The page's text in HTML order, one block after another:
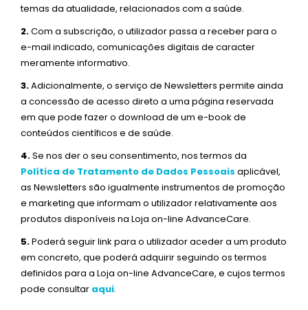
temas da atualidade, relacionados com a saúde.
2.Com a subscrição, o utilizador passa a receber para o
e-mail indicado, comunicações digitais de caracter
meramente informativo.
3.Adicionalmente, o serviço de Newsletters permite ainda
a concessão de acesso direto a uma página reservada
em que pode fazer o download de um e-book de
conteúdos científicos e de saúde.
4.Se nos der o seu consentimento, nos termos da
Política de Tratamento de Dados Pessoais aplicável,
as Newsletters são igualmente instrumentos de promoção
e marketing que informam o utilizador relativamente aos
produtos disponíveis na Loja on-line AdvanceCare.
5.Poderá seguir link para o utilizador aceder a um produto
em concreto, que poderá adquirir seguindo os termos
definidos para a Loja on-line AdvanceCare, e cujos termos
pode consultar aqui.